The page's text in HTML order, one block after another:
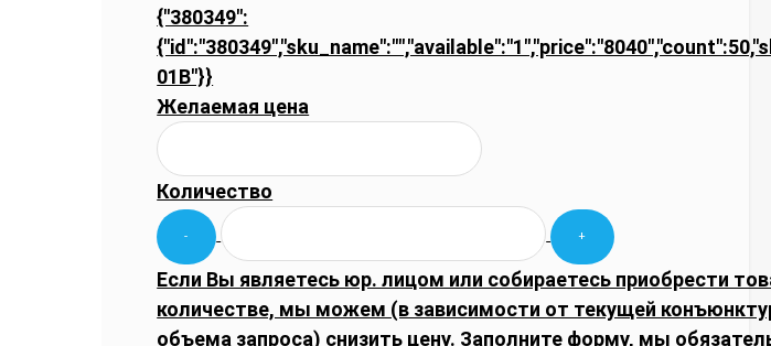
{"380349":
01B"}}
Желаемая цена
Количество
Если Вы являетесь юр. лицом или собираетесь приобрести
количестве, мы можем (в зависимости от текущей
объема запроса) снизить цену. Заполните форму, мы